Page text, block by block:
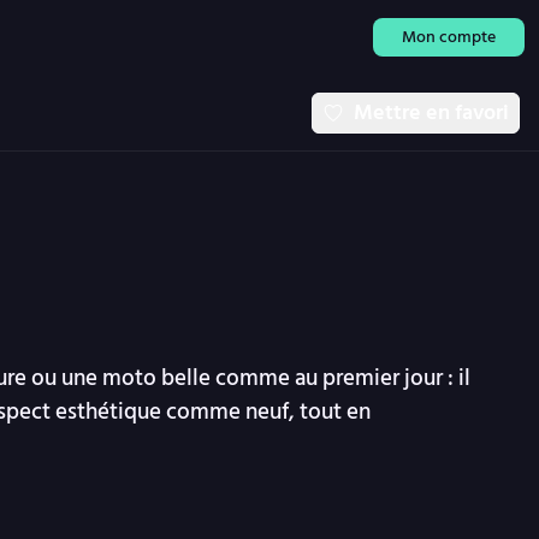
Mon compte
ou une moto belle comme au premier jour : il
esthétique comme neuf, tout en